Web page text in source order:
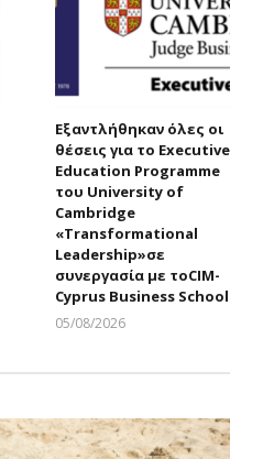
Εξαντλήθηκαν όλες οι
θέσεις για το Executive
Education Programme
του University of
Cambridge
«Transformational
Leadership»σε
συνεργασία με τοCIM-
Cyprus Business School
05/08/2026